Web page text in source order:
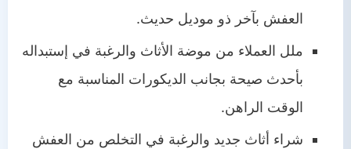
العفش بآخر ذو موديل حديث.
ملل العملاء من موضة الأثاث والرغبة في إستبداله
بأحدث صيحة بجانب الديكورات المناسبة مع
الوقت الراهن.
شراء أثاث جديد والرغبة في التخلص من العفش